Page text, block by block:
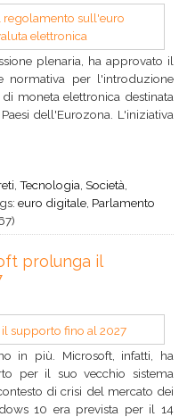
plenaria, ha approvato il
normativa per l'introduzione
moneta elettronica destinata
dell'Eurozona. L'iniziativa
Tecnologia Società
euro digitale Parlamento
prolunga il
in più. Microsoft, infatti, ha
per il suo vecchio sistema
di crisi del mercato dei
10 era prevista per il 14